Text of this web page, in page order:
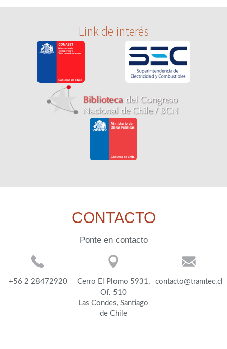
Link de interés
CONTACTO
Ponte en contacto
+56 2 28472920
Cerro El Plomo 5931,
Of. 510
Las Condes, Santiago
de Chile
contacto@tramtec.cl